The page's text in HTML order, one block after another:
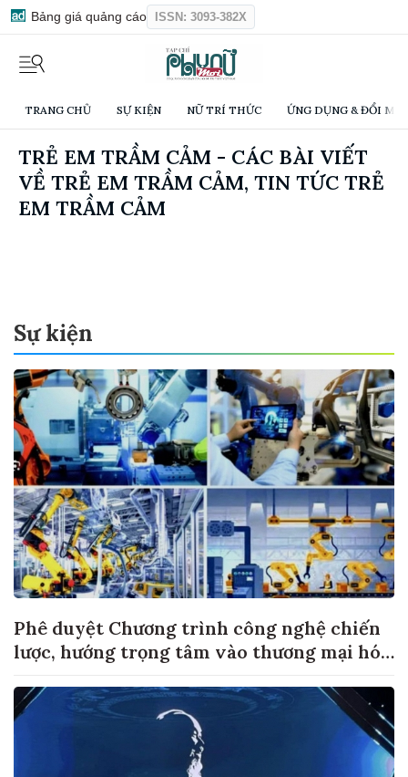
Bảng giá quảng cáo ISSN: 3093-382X
TRANG CHỦ SỰ KIỆN NỮ TRÍ THỨC ỨNG DỤNG & ĐỔI
TRẺ EM TRẦM CẢM - CÁC BÀI VIẾT
VỀ TRẺ EM TRẦM CẢM, TIN TỨC TRẺ
EM TRẦM CẢM
Sự kiện
Phê duyệt Chương trình công nghệ chiến
lược, hướng trọng tâm vào thương mại hóa